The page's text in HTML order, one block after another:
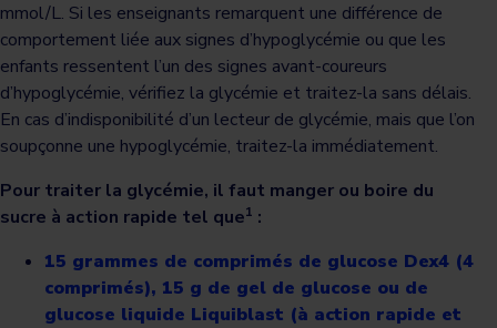
mmol/L. Si les enseignants remarquent une différence de
comportement liée aux signes d’hypoglycémie ou que les
enfants ressentent l’un des signes avant-coureurs
d’hypoglycémie, vérifiez la glycémie et traitez-la sans délais.
En cas d’indisponibilité d’un lecteur de glycémie, mais que l’on
soupçonne une hypoglycémie, traitez-la immédiatement.
Pour traiter la glycémie, il faut manger ou boire du
sucre à action rapide tel que1 :
15 grammes de comprimés de glucose Dex4 (4
comprimés), 15 g de gel de glucose ou de
glucose liquide Liquiblast (à action rapide et